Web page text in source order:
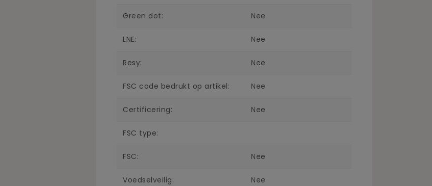
Green dot: Nee
LNE: Nee
Resy: Nee
FSC code bedrukt op artikel: Nee
Certificering: Nee
FSC type:
FSC: Nee
Voedselveilig: Nee